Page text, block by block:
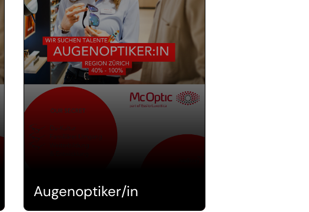
Augenoptiker/in